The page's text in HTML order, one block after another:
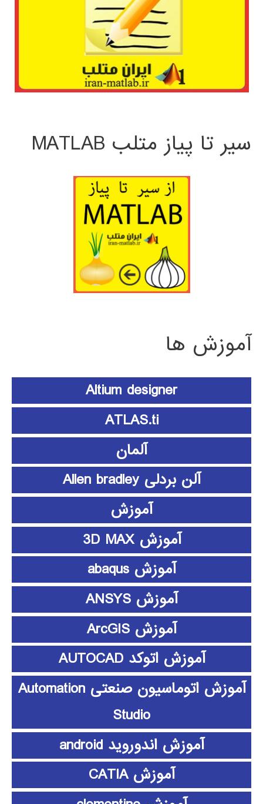
سیر تا پیاز متلب MATLAB
آموزش ها
Altium designer
ATLAS.ti
آلمان
آلن بردلی Allen bradley
آموزش
آموزش 3D MAX
آموزش abaqus
آموزش ANSYS
آموزش ArcGIS
آموزش اتوکد AUTOCAD
آموزش اتوماسیون صنعتی Automation
Studio
آموزش اندوروید android
آموزش CATIA